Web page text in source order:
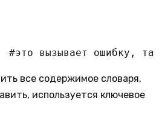
вызывает ошибку,
все содержимое словаря,
используется ключевое